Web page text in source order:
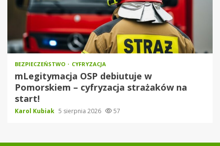
BEZPIECZEŃSTWO CYFRYZACJA
mLegitymacja OSP debiutuje w
Pomorskiem – cyfryzacja strażaków na
start!
Karol Kubiak 5 sierpnia 2026 57